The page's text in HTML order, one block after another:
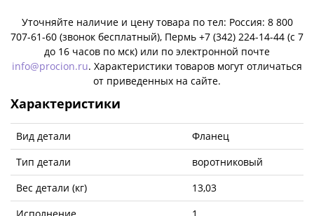
Уточняйте наличие и цену товара по тел: Россия: 8 800
707-61-60 (звонок бесплатный), Пермь +7 (342) 224-14-44 (c 7
до 16 часов по мск) или по электронной почте
info@procion.ru. Характеристики товаров могут отличаться
от приведенных на сайте.
Характеристики
Вид детали
Фланец
Тип детали
воротниковый
Вес детали (кг)
13,03